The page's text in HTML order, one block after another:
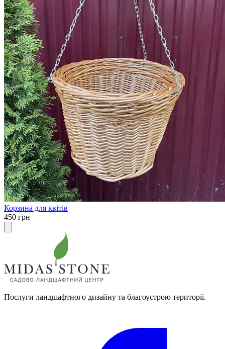
Корзина для квітів
450 грн
Послуги ландшафтного дизайну та благоустрою території.